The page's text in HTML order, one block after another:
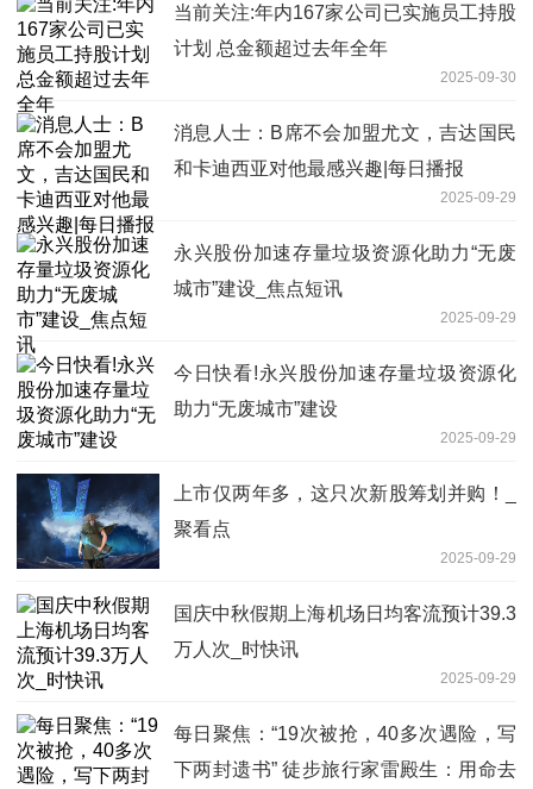
当前关注:年内167家公司已实施员工持股
计划 总金额超过去年全年
2025-09-30
消息人士：B席不会加盟尤文，吉达国民
和卡迪西亚对他最感兴趣|每日播报
2025-09-29
永兴股份加速存量垃圾资源化助力“无废
城市”建设_焦点短讯
2025-09-29
今日快看!永兴股份加速存量垃圾资源化
助力“无废城市”建设
2025-09-29
上市仅两年多，这只次新股筹划并购！_
聚看点
2025-09-29
国庆中秋假期上海机场日均客流预计39.3
万人次_时快讯
2025-09-29
每日聚焦：“19次被抢，40多次遇险，写
下两封遗书” 徒步旅行家雷殿生：用命去